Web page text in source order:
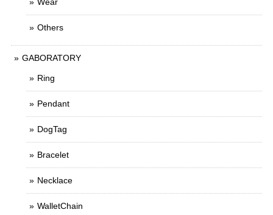
Others
GABORATORY
Ring
Pendant
DogTag
Bracelet
Necklace
WalletChain